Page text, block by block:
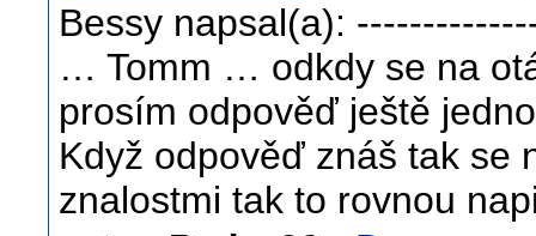
Bessy napsal(a):
… Tomm … odkdy se na
prosím odpověď ještě
Když odpověď znáš tak se
znalostmi tak to rovnou